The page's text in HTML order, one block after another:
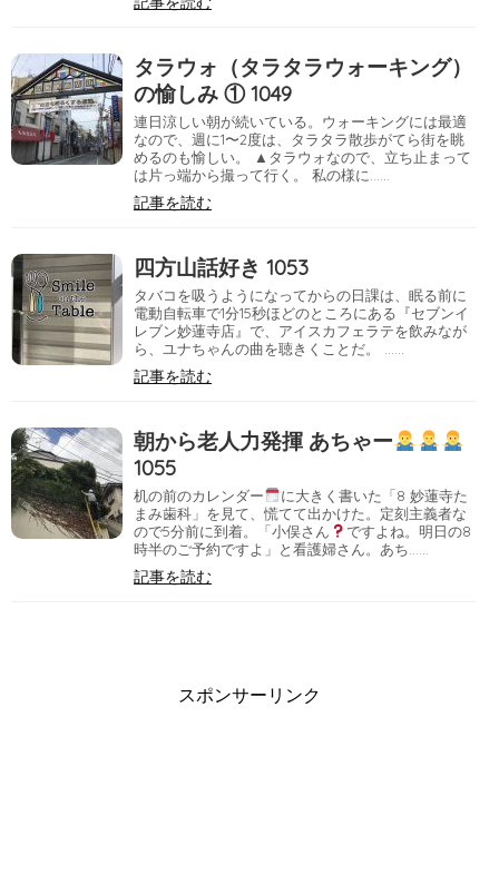
タラウォ（タラタラウォーキング）
の愉しみ ① 1049
連日涼しい朝が続いている。ウォーキングには最適
なので、週に1〜2度は、タラタラ散歩がてら街を眺
めるのも愉しい。 ▲タラウォなので、立ち止まって
は片っ端から撮って行く。 私の様に……
記事を読む
四方山話好き 1053
タバコを吸うようになってからの日課は、眠る前に
電動自転車で1分15秒ほどのところにある『セブンイ
レブン妙蓮寺店』で、アイスカフェラテを飲みなが
ら、ユナちゃんの曲を聴きくことだ。 ……
記事を読む
朝から老人力発揮 あちゃー
1055
机の前のカレンダー
に大きく書いた「8 妙蓮寺た
まみ歯科」を見て、慌てて出かけた。定刻主義者な
ので5分前に到着。「小俣さん
ですよね。明日の8
時半のご予約ですよ」と看護婦さん。あち……
記事を読む
スポンサーリンク